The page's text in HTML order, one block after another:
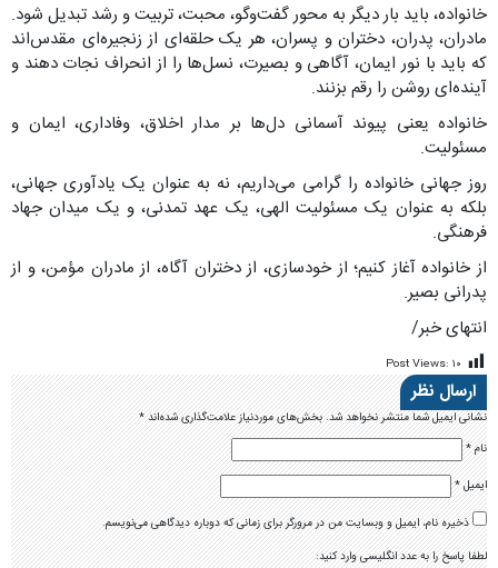
خانواده، باید بار دیگر به محور گفت‌وگو، محبت، تربیت و رشد تبدیل شود.
مادران، پدران، دختران و پسران، هر یک حلقه‌ای از زنجیره‌ای مقدس‌اند
که باید با نور ایمان، آگاهی و بصیرت، نسل‌ها را از انحراف نجات دهند و
آینده‌ای روشن را رقم بزنند.
خانواده یعنی پیوند آسمانی دل‌ها بر مدار اخلاق، وفاداری، ایمان و
مسئولیت.
روز جهانی خانواده را گرامی می‌داریم، نه به عنوان یک یادآوری جهانی،
بلکه به عنوان یک مسئولیت الهی، یک عهد تمدنی، و یک میدان جهاد
فرهنگی.
از خانواده آغاز کنیم؛ از خودسازی، از دختران آگاه، از مادران مؤمن، و از
پدرانی بصیر.
انتهای خبر/
Post Views: ۱۰
ارسال نظر
نشانی ایمیل شما منتشر نخواهد شد.بخش‌های موردنیاز علامت‌گذاری شده‌اند*
نام*
ایمیل*
ذخیره نام، ایمیل و وبسایت من در مرورگر برای زمانی که دوباره دیدگاهی می‌نویسم.
لطفا پاسخ را به عدد انگلیسی وارد کنید: